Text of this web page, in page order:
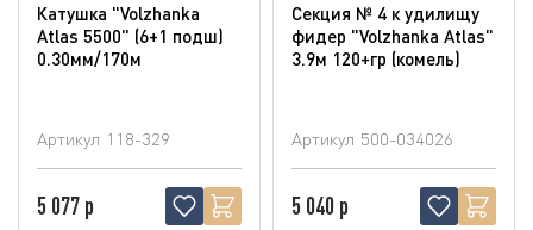
Катушка "Volzhanka
Atlas 5500" (6+1 подш)
0.30мм/170м
Артикул 118-329
5 077 р
Секция № 4 к удилищу
фидер "Volzhanka Atlas"
3.9м 120+гр (комель)
Артикул 500-034026
5 040 р